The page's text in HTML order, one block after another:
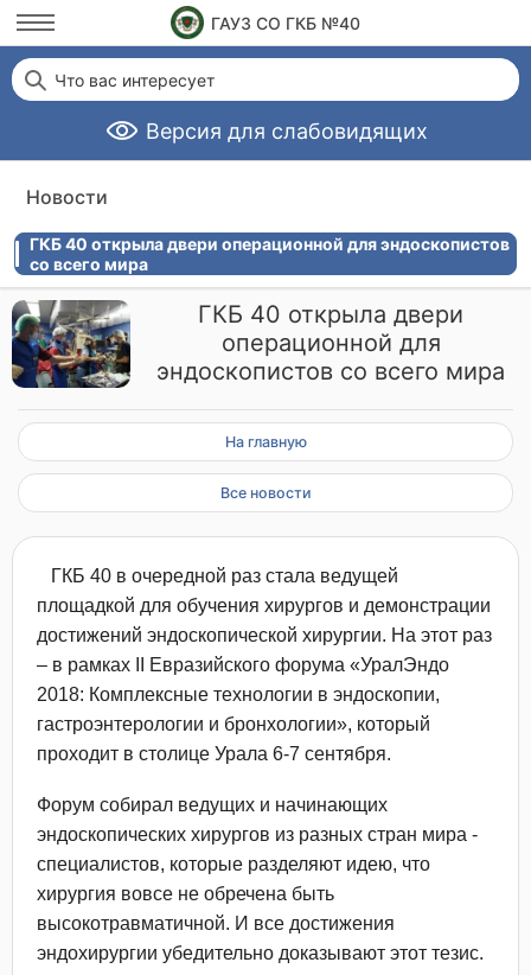
ГАУЗ СО ГКБ №40
Версия для слабовидящих
Что вас интересует
Новости
ГКБ 40 открыла двери операционной для эндоскопистов
со всего мира
ГКБ 40 открыла двери
операционной для
эндоскопистов со всего мира
На главную
Все новости
ГКБ 40 в очередной раз стала ведущей
площадкой для обучения хирургов и демонстрации
достижений эндоскопической хирургии. На этот раз
– в рамках II Евразийского форума «УралЭндо
2018: Комплексные технологии в эндоскопии,
гастроэнтерологии и бронхологии», который
проходит в столице Урала 6-7 сентября.
Форум собирал ведущих и начинающих
эндоскопических хирургов из разных стран мира -
специалистов, которые разделяют идею, что
хирургия вовсе не обречена быть
высокотравматичной. И все достижения
эндохирургии убедительно доказывают этот тезис.